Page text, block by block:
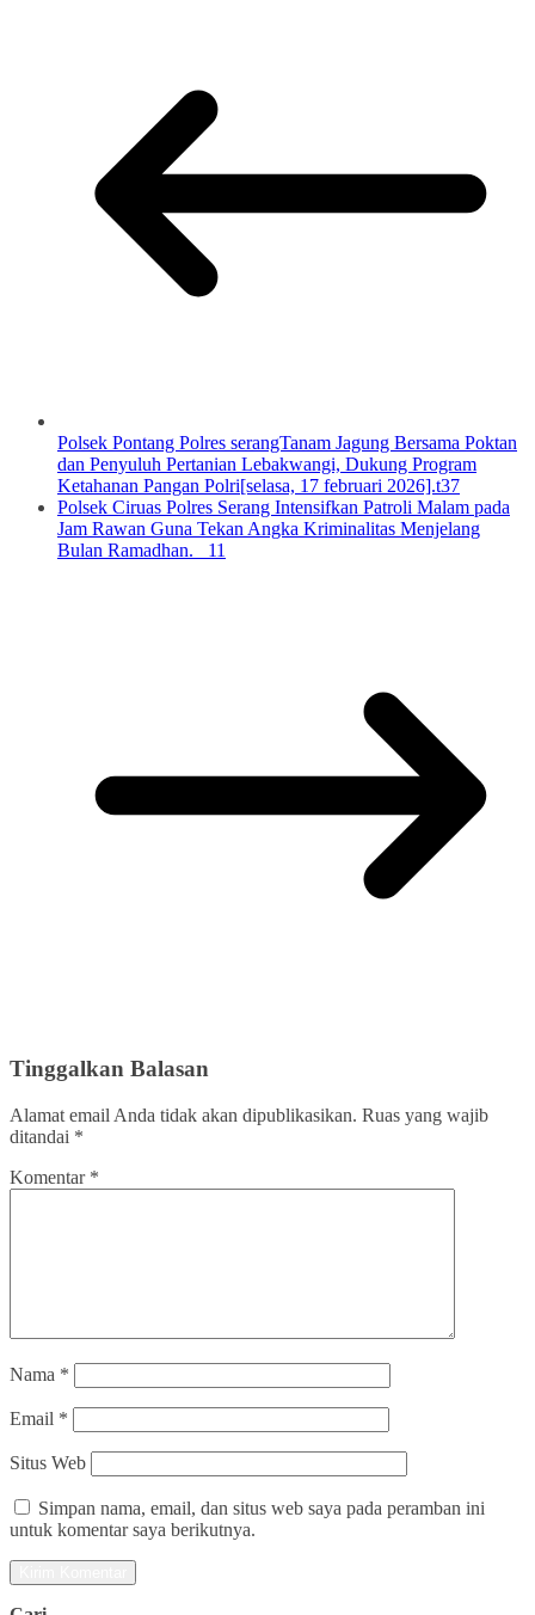
Polsek Pontang Polres serangTanam Jagung Bersama Poktan
dan Penyuluh Pertanian Lebakwangi, Dukung Program
Ketahanan Pangan Polri[selasa, 17 februari 2026].t37
Polsek Ciruas Polres Serang Intensifkan Patroli Malam pada
Jam Rawan Guna Tekan Angka Kriminalitas Menjelang
Bulan Ramadhan. 11
Tinggalkan Balasan
Alamat email Anda tidak akan dipublikasikan. Ruas yang wajib
ditandai *
Komentar *
Nama *
Email *
Situs Web
Simpan nama, email, dan situs web saya pada peramban ini
untuk komentar saya berikutnya.